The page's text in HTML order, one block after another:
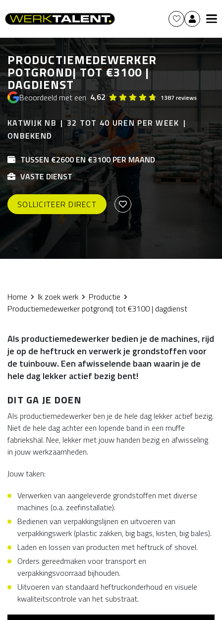
PRODUCTIEMEDEWERKER
POTGROND| TOT €3100 |
DAGDIENST
Beoordeeld met een 4,62 1387 reviews
KATWIJK NB
32 TOT 40 UREN PER WEEK
ONBEKEND
TUSSEN €2600 EN €3100 PER MAAND
VASTE DIENST
SOLLICITEER DIRECT
Home Ik zoek werk
Productie
Productiemedewerker potgrond| tot €3100 | dagdienst
Als productiemedewerker bedien je de machines, rijd
je op de heftruck en verwerk je grondstoffen voor
de tuinbouw. Een afwisselende baan waarin je de
hele dag lekker actief bezig bent!
DIT GA JE DOEN
Als productiemedewerker ben je de hele dag lekker actief bezig.
Niet de hele dag achter een lopende band in een muffe
fabriekshal. Nee, lekker met jouw handen bezig en afwisseling
in jouw werkzaamheden.
Jouw taken:
Verwerken van aangeleverde grondstoffen met diverse
machines (o.a. zeefinstallatie).
Bedienen van verpakkingslijnen en uitvoeren van
verpakkingswerk (plastic zakken, big bags, kisten, big bales).
Laden en lossen van producten met heftruck of shovel.
Orders gereedmaken voor transport en
verpakkingsvoorraad bijhouden.
Uitvoeren van standaard heftruckonderhoud en visuele
kwaliteitscontrole van het substraat.